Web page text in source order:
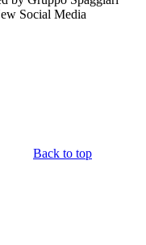
Social Media
Back to top